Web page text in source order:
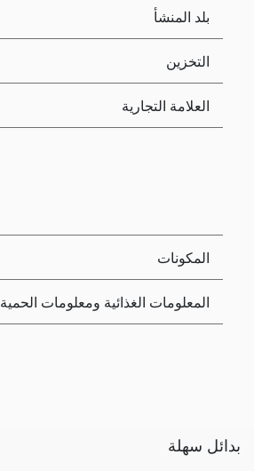
بلد المنشأ
التخزين
العلامة التجارية
المكونات
المعلومات الغذائية ومعلومات الحمية
بدائل سهلة